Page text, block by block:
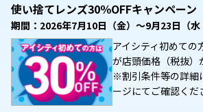
使い捨てレンズ30％OFFキャンペーン
期間：2026年7月10日（金）～9月23日（水
アイシティ初めての
が店頭価格（税抜）
※割引条件等の詳細
ージにてご確認くだ